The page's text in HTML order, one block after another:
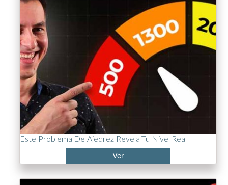
Este Problema De Ajedrez Revela Tu Nivel Real
Ver